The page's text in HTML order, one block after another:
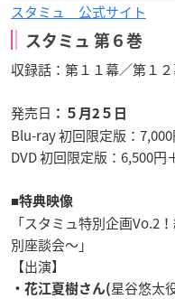
スタミュ 公式サイト
スタミュ 第６巻
収録話：第１１幕／第１
発売日 ：５月2５日
Blu-ray初回限定版 ：
DVD初回限定版 ：6,500円
■特典映像
「スタミュ特別企画Vo.2
別座談会～」
【出演】
・花江夏樹さん(星谷悠太